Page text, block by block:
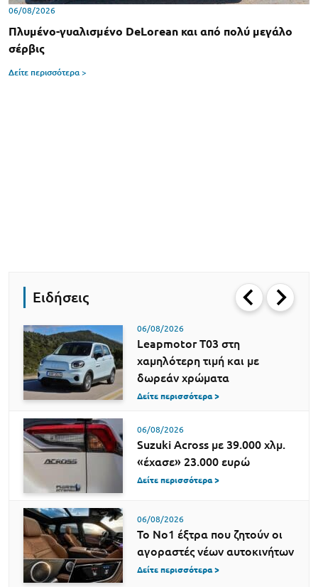
06/08/2026
Πλυμένο-γυαλισμένο DeLorean και από πολύ μεγάλο
σέρβις
Δείτε περισσότερα >
Ειδήσεις
06/08/2026
Leapmotor T03 στη
χαμηλότερη τιμή και με
δωρεάν χρώματα
Δείτε περισσότερα >
06/08/2026
Suzuki Across με 39.000 χλμ.
«έχασε» 23.000 ευρώ
Δείτε περισσότερα >
06/08/2026
Το Νο1 έξτρα που ζητούν οι
αγοραστές νέων αυτοκινήτων
Δείτε περισσότερα >